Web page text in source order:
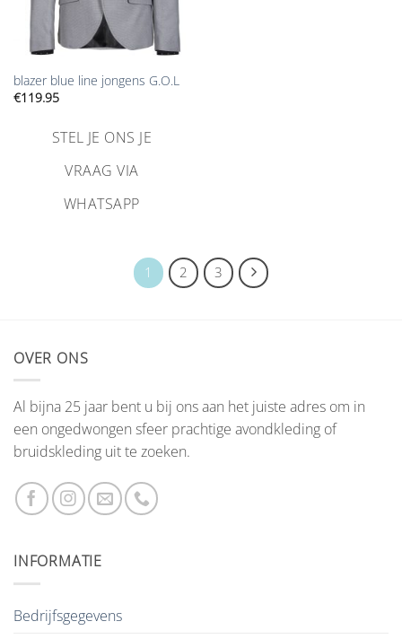
blazer blue line jongens G.O.L
€119.95
STEL JE ONS JE
VRAAG VIA
WHATSAPP
1 2 3
OVER ONS
Al bijna 25 jaar bent u bij ons aan het juiste adres om in
een ongedwongen sfeer prachtige avondkleding of
bruidskleding uit te zoeken.
INFORMATIE
Bedrijfsgegevens